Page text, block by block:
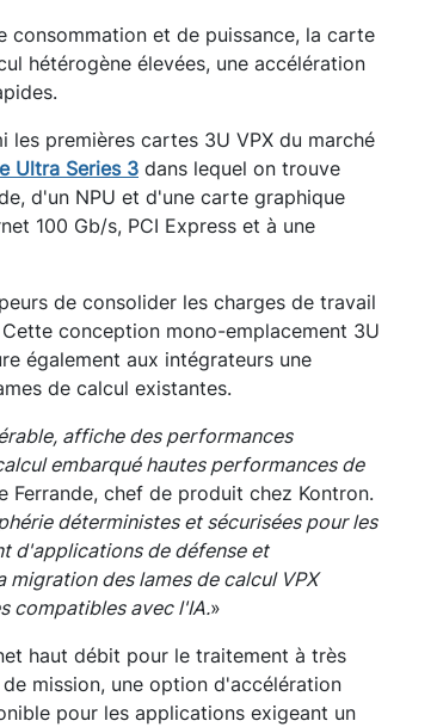
consommation et de puissance, la carte
hétérogène élevées, une accélération
les premières cartes 3U VPX du marché
Ultra Series 3 dans lequel on trouve
d'un NPU et d'une carte graphique
100 Gb/s, PCI Express et à une
de consolider les charges de travail
conception mono-emplacement 3U
également aux intégrateurs une
de calcul existantes.
affiche des performances
embarqué hautes performances de
Ferrande, chef de produit chez Kontron.
déterministes et sécurisées pour les
d'applications de défense et
des lames de calcul VPX
compatibles avec l'IA.»
haut débit pour le traitement à très
mission, une option d'accélération
pour les applications exigeant un